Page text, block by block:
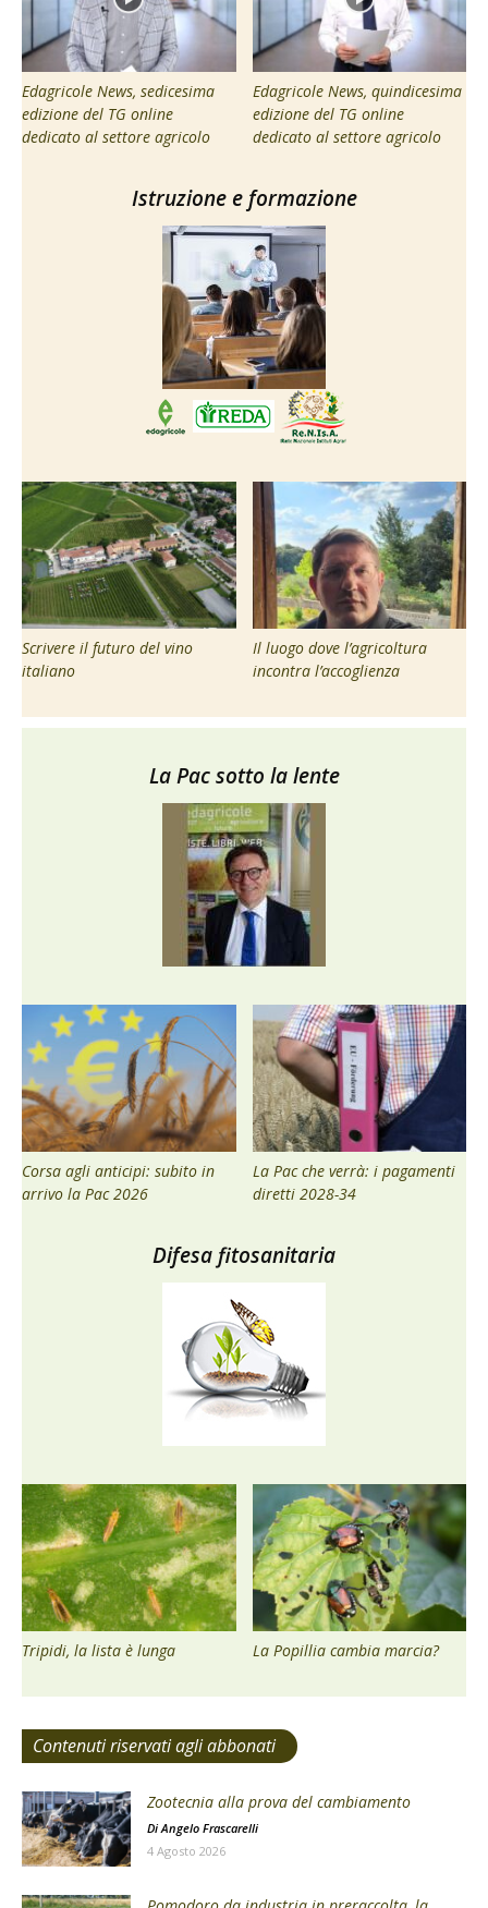
Edagricole News, sedicesima
edizione del TG online
dedicato al settore agricolo
Edagricole News, quindicesima
edizione del TG online
dedicato al settore agricolo
Istruzione e formazione
Scrivere il futuro del vino
italiano
Il luogo dove l’agricoltura
incontra l’accoglienza
La Pac sotto la lente
Corsa agli anticipi: subito in
arrivo la Pac 2026
La Pac che verrà: i pagamenti
diretti 2028-34
Difesa fitosanitaria
Tripidi, la lista è lunga La Popillia cambia marcia?
Contenuti riservati agli abbonati
Zootecnia alla prova del cambiamento
DiAngelo Frascarelli
4 Agosto 2026